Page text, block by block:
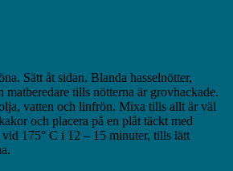
Sätt åt sidan. Blanda hasselnötter,
matberedare tills nötterna är grovhackade.
vatten och linfrön. Mixa tills allt är väl
och placera på en plåt täckt med
vid 175° C i 12 – 15 minuter, tills lätt